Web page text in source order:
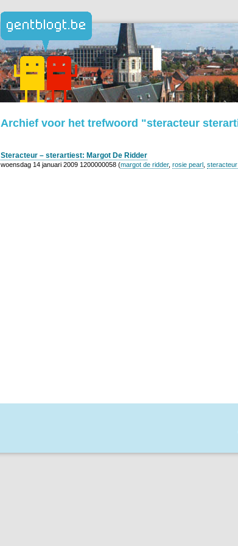
Archief voor het trefwoord "steracteur
Steracteur – sterartiest: Margot De Ridder
woensdag 14 januari 2009 1200000058 (margot de ridder, rosie pearl